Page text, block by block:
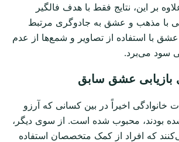
بر این، نتایج فقط با هدف فالگیر
با مذهب و عشق به جادوگری مرتبط
با استفاده از تصاویر و شمع‌ها از عدم
سود می‌برد.
بازیابی عشق سابق
اخیراً در بین کسانی که آرزو
بودند، محبوب شده است. از سوی دیگر،
که افراد از کمک متخصصان استفاده